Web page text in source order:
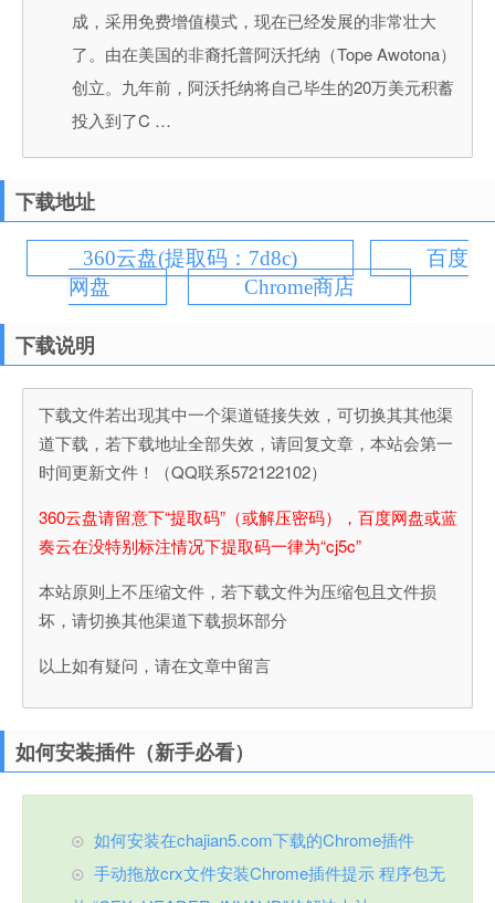
成，采用免费增值模式，现在已经发展的非常壮大
了。由在美国的非裔托普阿沃托纳（Tope Awotona）
创立。九年前，阿沃托纳将自己毕生的20万美元积蓄
投入到了C …
下载地址
360云盘(提取码：7d8c)
百度
网盘
Chrome商店
下载说明
下载文件若出现其中一个渠道链接失效，可切换其其他渠
道下载，若下载地址全部失效，请回复文章，本站会第一
时间更新文件！（QQ联系572122102）
360云盘请留意下“提取码”（或解压密码），百度网盘或蓝
奏云在没特别标注情况下提取码一律为“cj5c”
本站原则上不压缩文件，若下载文件为压缩包且文件损
坏，请切换其他渠道下载损坏部分
以上如有疑问，请在文章中留言
如何安装插件（新手必看）
如何安装在chajian5.com下载的Chrome插件
手动拖放crx文件安装Chrome插件提示 程序包无